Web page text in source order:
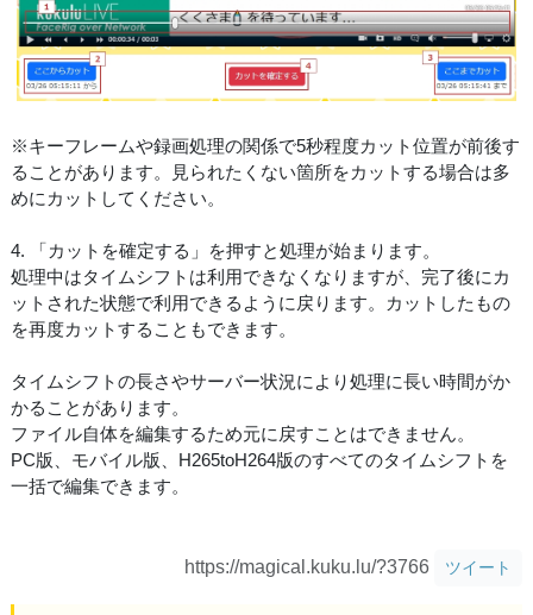
※キーフレームや録画処理の関係で5秒程度カット位置が前後す
ることがあります。見られたくない箇所をカットする場合は多
めにカットしてください。
4. 「カットを確定する」を押すと処理が始まります。
処理中はタイムシフトは利用できなくなりますが、完了後にカ
ットされた状態で利用できるように戻ります。カットしたもの
を再度カットすることもできます。
タイムシフトの長さやサーバー状況により処理に長い時間がか
かることがあります。
ファイル自体を編集するため元に戻すことはできません。
PC版、モバイル版、H265toH264版のすべてのタイムシフトを
一括で編集できます。
https://magical.kuku.lu/?3766 ツイート